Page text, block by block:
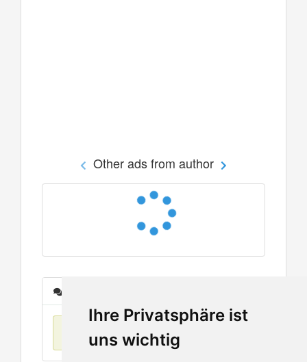
Ihre Privatsphäre ist
uns wichtig
Other ads from author
No items found